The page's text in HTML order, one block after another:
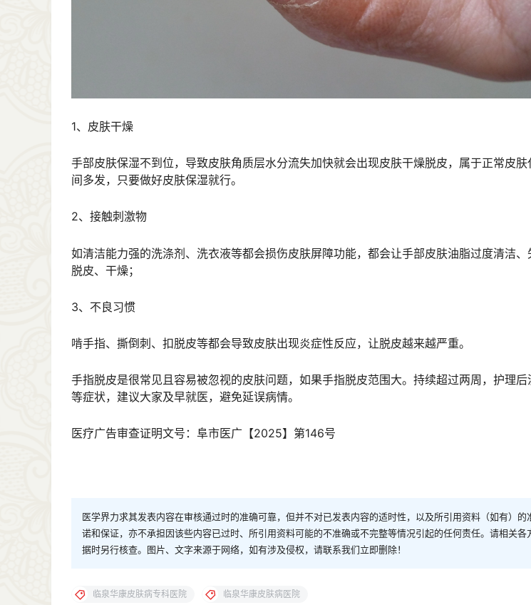
1、皮肤干燥
手部皮肤保湿不到位，导致皮肤角质层水分流失加快就会出现皮肤干燥脱皮，属于正常皮
间多发，只要做好皮肤保湿就行。
2、接触刺激物
如清洁能力强的洗涤剂、洗衣液等都会损伤皮肤屏障功能，都会让手部皮肤油脂过度清洁
脱皮、干燥；
3、不良习惯
啃手指、撕倒刺、扣脱皮等都会导致皮肤出现炎症性反应，让脱皮越来越严重。
手指脱皮是很常见且容易被忽视的皮肤问题，如果手指脱皮范围大。持续超过两周，护理
等症状，建议大家及早就医，避免延误病情。
医疗广告审查证明文号：阜市医广【2025】第146号
医学界力求其发表内容在审核通过时的准确可靠，但并不对已发表内容的适时性，以及所引用资料（如有）的
诺和保证，亦不承担因该些内容已过时、所引用资料可能的不准确或不完整等情况引起的任何责任。请相关
据时另行核查。图片、文字来源于网络，如有涉及侵权，请联系我们立即删除！
临泉华康皮肤病专科医院 临泉华康皮肤病医院